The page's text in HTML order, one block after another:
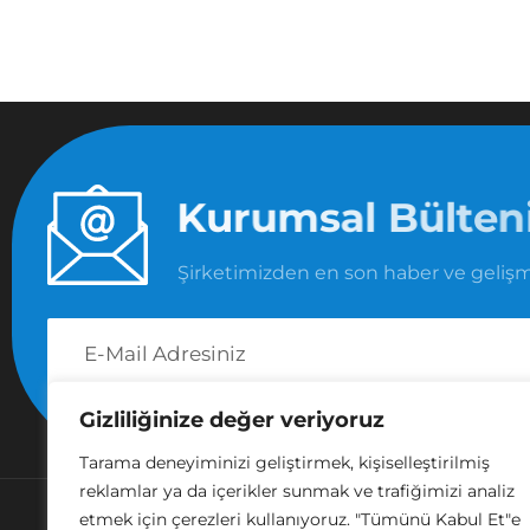
Gizliliğinize değer veriyoruz
Tarama deneyiminizi geliştirmek, kişiselleştirilmiş
reklamlar ya da içerikler sunmak ve trafiğimizi analiz
etmek için çerezleri kullanıyoruz. "Tümünü Kabul Et"e
Kurumsal Bülte
Şirketimizden en son haber ve
Faydalı Linkler